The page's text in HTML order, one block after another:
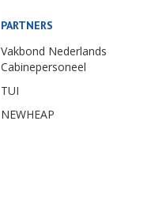
PARTNERS
Vakbond Nederlands
Cabinepersoneel
TUI
NEWHEAP